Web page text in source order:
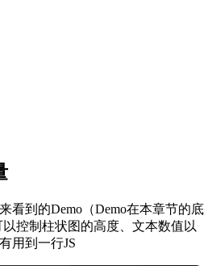
看到的Demo（Demo在本章节的底
以控制柱状图的高度、文本数值以
用到一行JS